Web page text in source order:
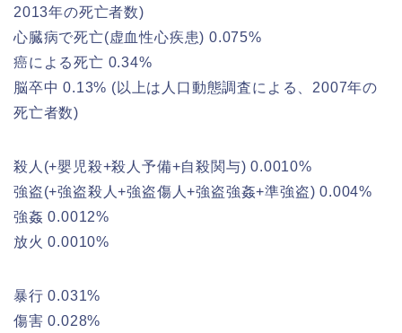
2013年の死亡者数)
心臓病で死亡(虚血性心疾患) 0.075%
癌による死亡 0.34%
脳卒中 0.13% (以上は人口動態調査による、2007年の
死亡者数)
殺人(+嬰児殺+殺人予備+自殺関与) 0.0010%
強盗(+強盗殺人+強盗傷人+強盗強姦+準強盗) 0.004%
強姦 0.0012%
放火 0.0010%
暴行 0.031%
傷害 0.028%